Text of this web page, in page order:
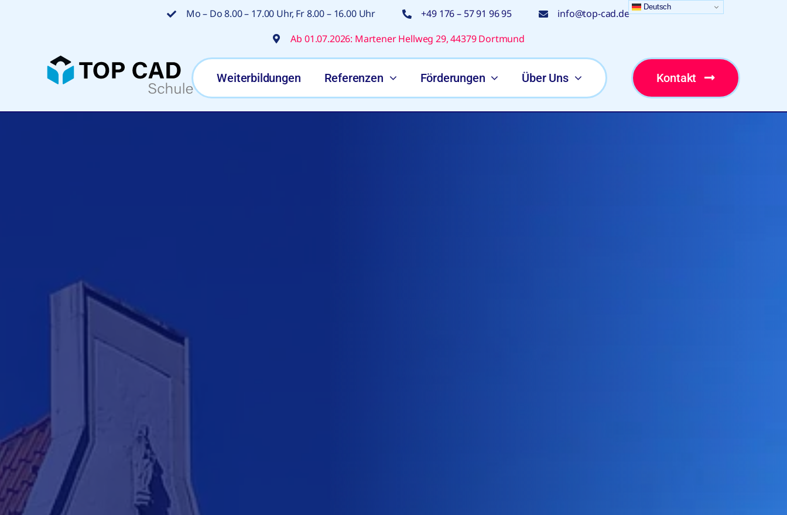
Mo – Do 8.00 – 17.00 Uhr, Fr 8.00 – 16.00 Uhr +49 176 – 57 91 96 95
info@top-cad.de
Ab 01.07.2026: Martener Hellweg 29, 44379 Dortmund
Weiterbildungen Referenzen Förderungen Über Uns Kontakt
Deutsch